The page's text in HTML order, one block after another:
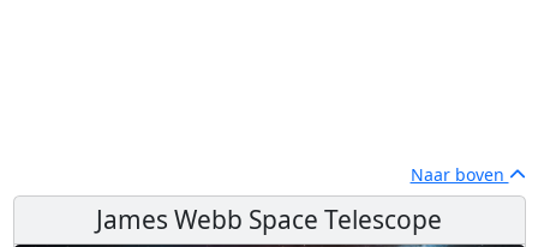
Naar boven
James Webb Space Telescope